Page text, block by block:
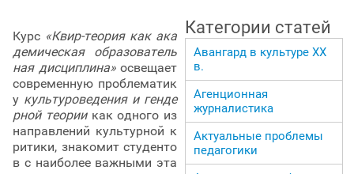
Курс «Квир-теория как ака
демическая образователь
ная дисциплина»освещает
современную проблематик
у культуроведения и генде
рной теориикак одного из
направлений культурной к
ритики, знакомит студенто
в с наиболее важными эта
Категории статей
Авангард в культуре ХХ
в.
Агенционная
журналистика
Актуальные проблемы
педагогики